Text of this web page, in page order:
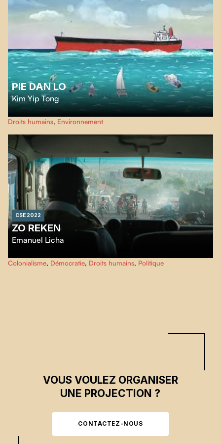
PIE DAN LO
Kim Yip Tong
Le 25 juillet 2020, le vraquier MV Wakashio s’échoue sur le récif de la côte
Est de l'île Maurice. Douze jours plus tard, le pétrole se déverse, provoquant
la pire catastrophe écologique jamais survenue dans la région.
Droits humains, Environnement
CSE 2022
ZO REKEN
Emanuel Licha
À Port-au-Prince, le 4x4 d’une organisation humanitaire est détourné de
son usage habituel : ses passager·ère·s haïtien·ne·s l’utilisent maintenant
Colonialisme, Démocratie, Droits humains, Politique
VOUS VOULEZ ORGANISER
UNE PROJECTION ?
CONTACTEZ-NOUS